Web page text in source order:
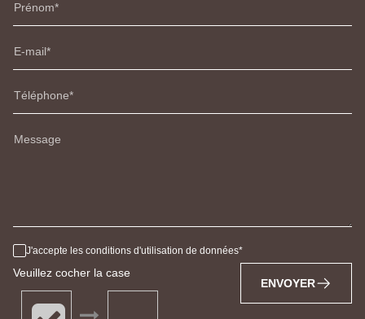
Prénom
E-mail
Téléphone
Message
J'accepte les conditions d'utilisation de données
Veuillez cocher la case
ENVOYER